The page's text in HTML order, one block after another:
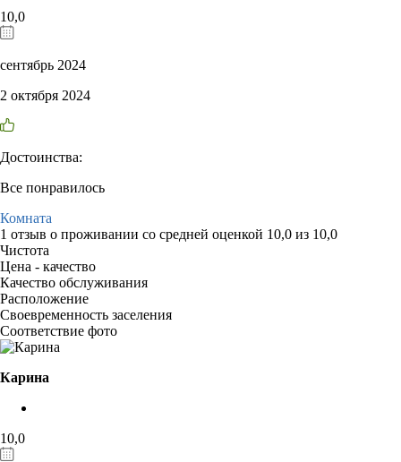
10,0
сентябрь 2024
2 октября 2024
Достоинства:
Все понравилось
Комната
1 отзыв о проживании со средней оценкой 10,0 из 10,0
Чистота
Цена - качество
Качество обслуживания
Расположение
Своевременность заселения
Соответствие фото
Карина
10,0